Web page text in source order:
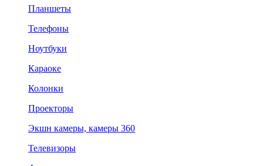
Планшеты
Телефоны
Ноутбуки
Караоке
Колонки
Проекторы
Экшн камеры, камеры 360
Телевизоры